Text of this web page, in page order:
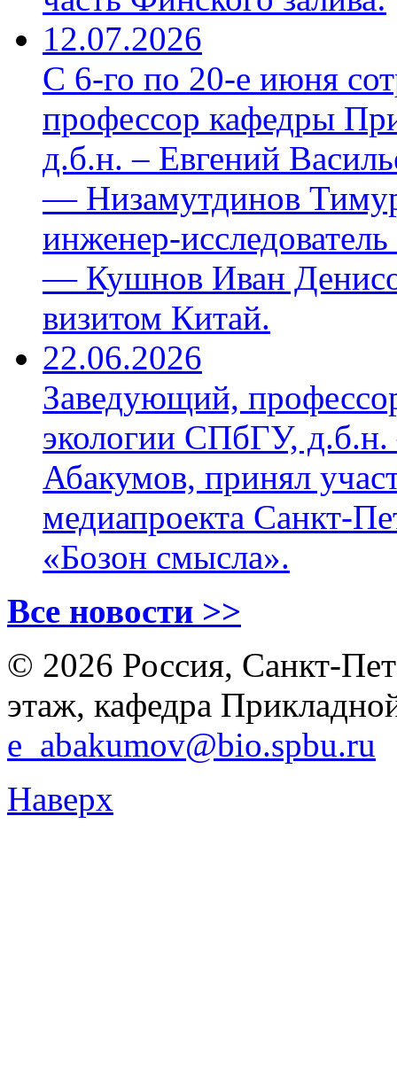
12.07.2026
С 6-го по 20-е июня
профессор кафедры
д.б.н. – Евгений
— Низамутдинов
инженер-
— Кушнов Иван
визитом Китай.
22.06.2026
Заведующий,
экологии СПбГУ, д.б.н.
Абакумов, принял
медиапроекта
«Бозон смысла».
Все новости >>
© 2026 Россия, Санкт-
этаж, кафедра
e_abakumov@bio.spbu.ru
Наверх